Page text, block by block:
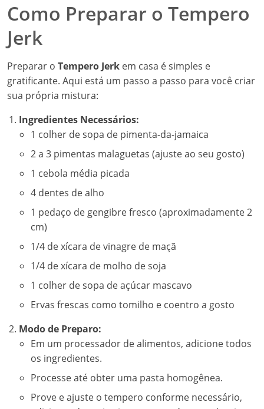
Como Preparar o Tempero
Jerk
Preparar o Tempero Jerk em casa é simples e
gratificante. Aqui está um passo a passo para você criar
sua própria mistura:
Ingredientes Necessários:
1 colher de sopa de pimenta-da-jamaica
2 a 3 pimentas malaguetas (ajuste ao seu gosto)
1 cebola média picada
4 dentes de alho
1 pedaço de gengibre fresco (aproximadamente 2
cm)
1/4 de xícara de vinagre de maçã
1/4 de xícara de molho de soja
1 colher de sopa de açúcar mascavo
Ervas frescas como tomilho e coentro a gosto
Modo de Preparo:
Em um processador de alimentos, adicione todos
os ingredientes.
Processe até obter uma pasta homogênea.
Prove e ajuste o tempero conforme necessário,